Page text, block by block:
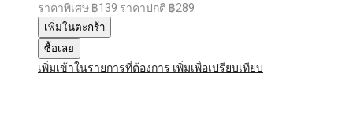
ราคาพิเศษ ฿139 ราคาปกติ ฿289
เพิ่มในตะกร้า
ซื้อเลย
เพิ่มเข้าในรายการที่ต้องการ เพิ่มเพื่อเปรียบเทียบ